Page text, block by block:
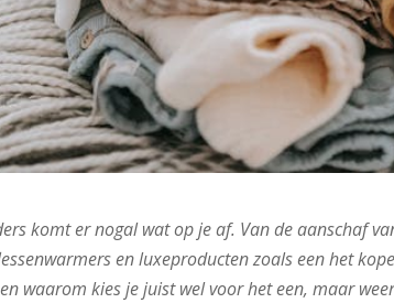
komt er nogal wat op je af. Van de aanschaf
en luxeproducten zoals een het
waarom kies je juist wel voor het een, maar